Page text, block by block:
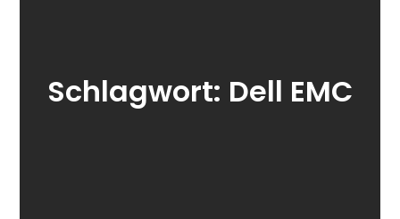
Schlagwort: Dell EMC